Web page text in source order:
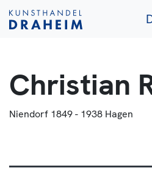
Galerie
Christian
Niendorf 1849 - 1938 Hagen